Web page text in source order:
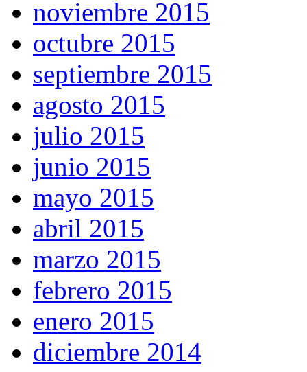
noviembre 2015
octubre 2015
septiembre 2015
agosto 2015
julio 2015
junio 2015
mayo 2015
abril 2015
marzo 2015
febrero 2015
enero 2015
diciembre 2014